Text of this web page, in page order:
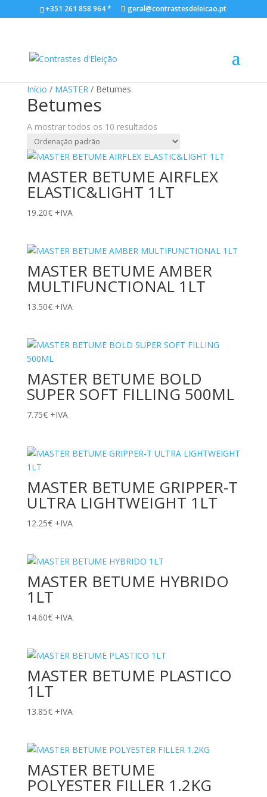
+351 261 858 964 * geral@contrastesdeleicao.pt
Início / MASTER/ Betumes
Betumes
A mostrar todos os 10 resultados
MASTER BETUME AIRFLEX
ELASTIC&LIGHT 1LT
19.20€ +IVA
MASTER BETUME AMBER
MULTIFUNCTIONAL 1LT
13.50€ +IVA
MASTER BETUME BOLD
SUPER SOFT FILLING 500ML
7.75€ +IVA
MASTER BETUME GRIPPER-T
ULTRA LIGHTWEIGHT 1LT
12.25€ +IVA
MASTER BETUME HYBRIDO
1LT
14.60€ +IVA
MASTER BETUME PLASTICO
1LT
13.85€ +IVA
MASTER BETUME
POLYESTER FILLER 1.2KG